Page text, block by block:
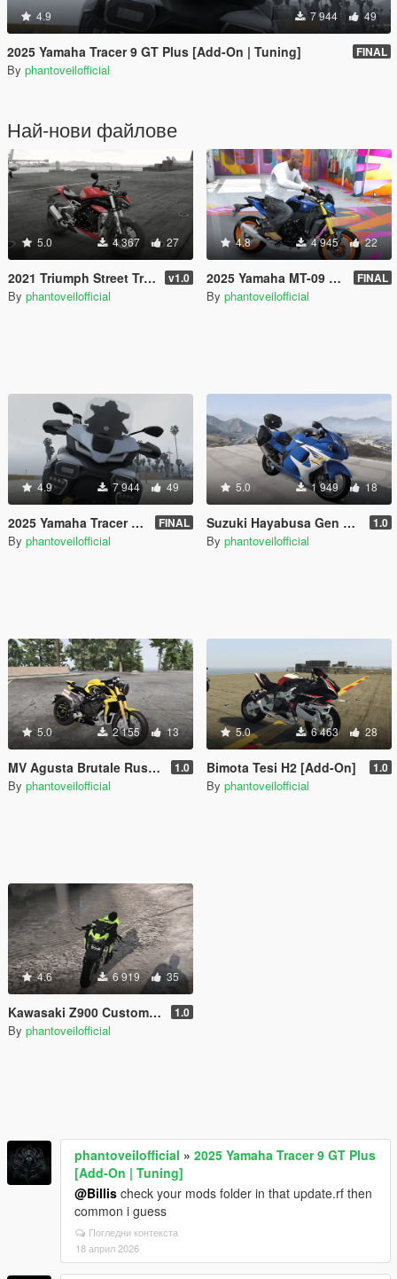
4.9 7 944 49
2025 Yamaha Tracer 9 GT Plus [Add-On | Tuning] FINAL
By phantoveilofficial
Най-нови файлове
5.0 4 367 27
2021 Triumph Street Triple RS 1200 [Add-On] v1.0
By phantoveilofficial
4.8 4 945 22
2025 Yamaha MT-09 V4 SP [Add-On] FINAL
By phantoveilofficial
4.9 7 944 49
2025 Yamaha Tracer 9 GT Plus [Add-On | Tuning] FINAL
By phantoveilofficial
5.0 1 949 18
Suzuki Hayabusa Gen 2 [Add-On] 1.0
By phantoveilofficial
5.0 2 155 13
MV Agusta Brutale Rush 1000 [Add-On] 1.0
By phantoveilofficial
5.0 6 463 28
Bimota Tesi H2 [Add-On] 1.0
By phantoveilofficial
4.6 6 919 35
Kawasaki Z900 Custom [Add-On] 1.0
By phantoveilofficial
phantoveilofficial » 2025 Yamaha Tracer 9 GT Plus
[Add-On | Tuning]
@Billis check your mods folder in that update.rf then
common i guess
Погледни контекста
18 април 2026